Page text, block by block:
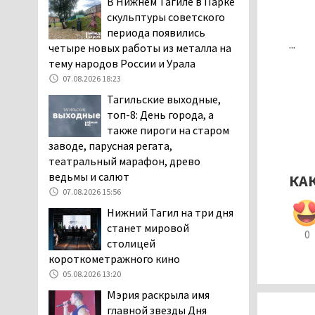
...
0
дня запретят
электросамокаты
«Я уверен, это бельевая
вошь». Родители 10-
летней девочки
пожаловались на кровососущих
паразитов, которые искусали их
ребёнка в детской больнице
Нижнего Тагила
Директора уральского
предприятия по
производству дронов
«Упырь» подорвали в автомобиле
под Екатеринбургом
05.08.2026 17:05
Эксперты назвали
причины массового мора
скульптуры советского
периода появились
четыре новых работы из металла на
тему народов России и Урала
07.08.2026 18:23
Тагильские выходные,
топ-8: День города, а
также пироги на старом
заводе, парусная регата,
театральный марафон, древо
ведьмы и салют
07.08.2026 15:56
Нижний Тагил на три дня
станет мировой
столицей
короткометражного кино
05.08.2026 13:20
Мэрия раскрыла имя
главной звезды Дня